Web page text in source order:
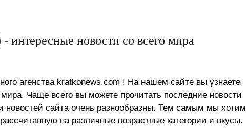
новости со всего мира
агенства kratkonews.com ! На нашем сайте вы узнаете
Чаще всего вы можете прочитать последние новости
новостей сайта очень разнообразны. Тем самым мы хотим
на различные возрастные категории и вкусы.